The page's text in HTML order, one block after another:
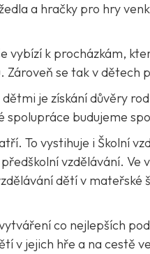
a hračky pro hry
vybízí k procházkám,
se tak v dětech
je získání důvěry
budujeme
To vystihuje i Školní
vzdělávání.
dětí v
co nejlepších
v jejich hře a na cestě